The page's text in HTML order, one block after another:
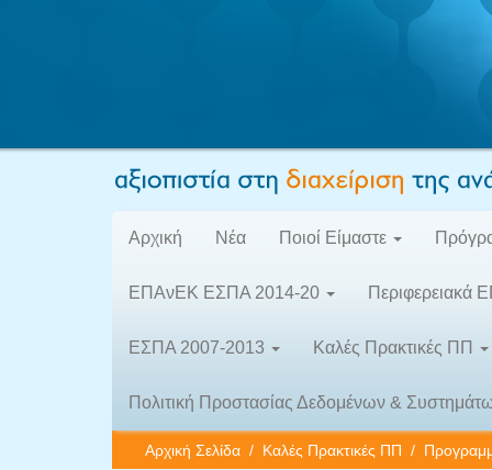
Αρχική Νέα Ποιοί Είμαστε
ΕΠΑνΕΚ ΕΣΠΑ 2014-20 Περιφερειακά
ΕΣΠΑ 2007-2013 Καλές Πρακτικές ΠΠ
Πολιτική Προστασίας Δεδομένων &
Αρχική Σελίδα / Καλές Πρακτικές ΠΠ /